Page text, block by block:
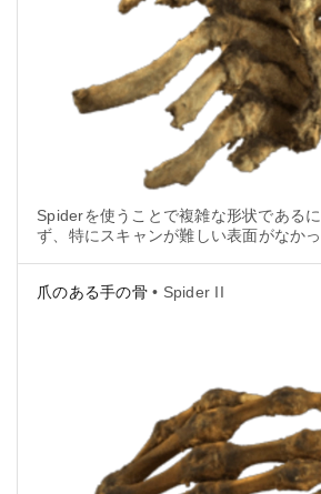
Spiderを使うことで複雑な形状である
ず、特にスキャンが難しい表面がなか
爪のある手の骨• Spider II